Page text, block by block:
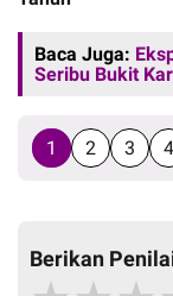
Baca Juga:
Seribu Bukit
1 2 3 4
Berikan